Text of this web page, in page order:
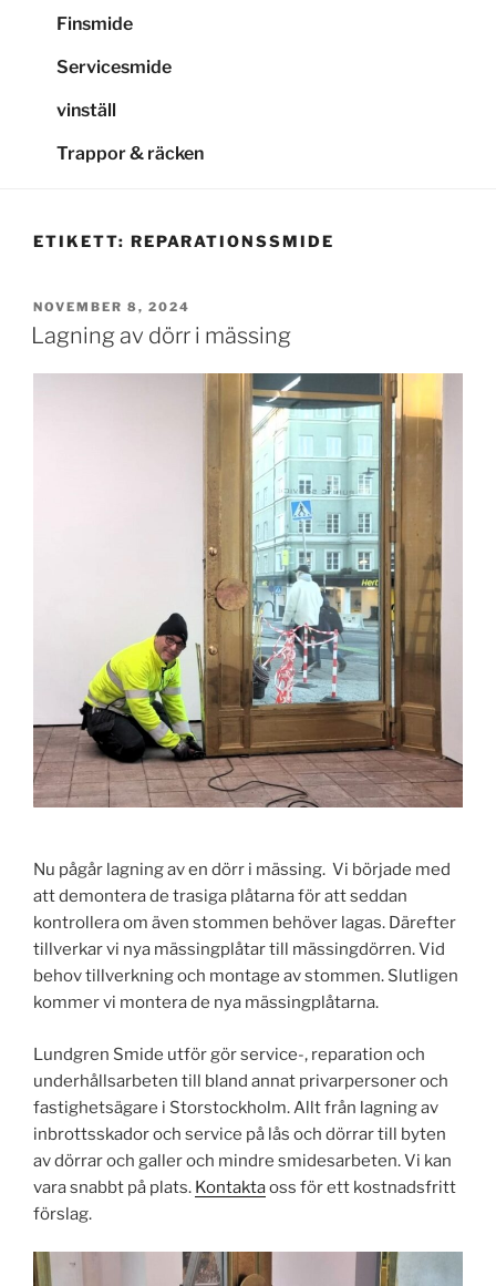
Finsmide
Servicesmide
vinställ
Trappor & räcken
ETIKETT: REPARATIONSSMIDE
PUBLICERAT
NOVEMBER 8, 2024
Lagning av dörr i mässing
Nu pågår lagning av en dörr i mässing. Vi började med
att demontera de trasiga plåtarna för att seddan
kontrollera om även stommen behöver lagas. Därefter
tillverkar vi nya mässingplåtar till mässingdörren. Vid
behov tillverkning och montage av stommen. Slutligen
kommer vi montera de nya mässingplåtarna.
Lundgren Smide utför gör service-, reparation och
underhållsarbeten till bland annat privarpersoner och
fastighetsägare i Storstockholm. Allt från lagning av
inbrottsskador och service på lås och dörrar till byten
av dörrar och galler och mindre smidesarbeten. Vi kan
vara snabbt på plats. Kontaktaoss för ett kostnadsfritt
förslag.